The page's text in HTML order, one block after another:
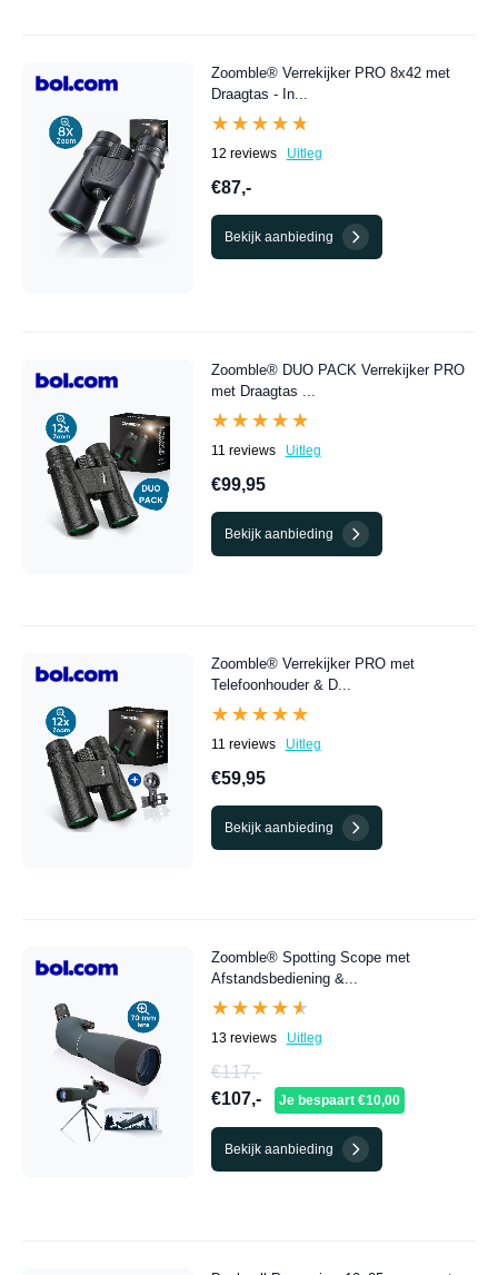
Zoomble® Verrekijker PRO 8x42 met
Draagtas - In...
★★★★★
★★★★★
12 reviews Uitleg
€87,-
Bekijk aanbieding
Zoomble® DUO PACK Verrekijker PRO
met Draagtas ...
★★★★★
★★★★★
11 reviews Uitleg
€99,95
Bekijk aanbieding
Zoomble® Verrekijker PRO met
Telefoonhouder & D...
★★★★★
★★★★★
11 reviews Uitleg
€59,95
Bekijk aanbieding
Zoomble® Spotting Scope met
Afstandsbediening &...
★★★★★
★★★★★
13 reviews Uitleg
€117,-
€107,-
Je bespaart €10,00
Bekijk aanbieding